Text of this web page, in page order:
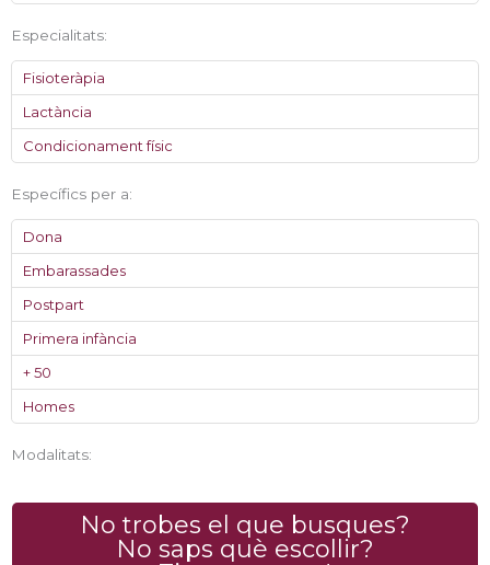
Especialitats:
Fisioteràpia
Lactància
Condicionament físic
Específics per a:
Dona
Embarassades
Postpart
Primera infància
+ 50
Homes
Modalitats:
No trobes el que busques?
No saps què escollir?